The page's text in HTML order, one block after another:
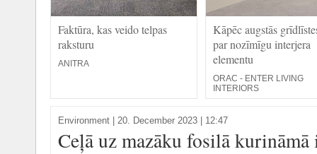
Faktūra, kas veido telpas
raksturu
ANITRA
Kāpēc augstās
par nozīmīgu interjera
elementu
ORAC - ENTER LIVING
INTERIORS
Environment 20. December 2023 | 12:47
Ceļā uz mazāku fosilā kurināmā